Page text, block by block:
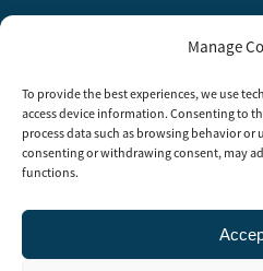
Manage
To provide the best experiences, we use
access device information. Consenting to
process data such as browsing behavior or
consenting or withdrawing consent, may
functions.
Instagram
LinkedIn